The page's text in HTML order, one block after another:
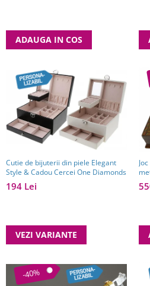
ADAUGA IN COS
Cutie de bijuterii din piele Elegant
Style & Cadou Cercei One Diamonds
194 Lei
VEZI VARIANTE
-40%